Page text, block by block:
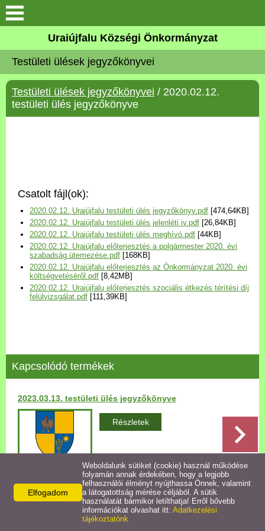
Köszöntő
Elérhetőségek
Uraiújfalu
Választási információk
Versenyképes Járások
Program
Települési Arculati
Kézikönyv
Bezerédj Amália Óvoda
Egyéb intézmények
Egyéb szolgáltatások
Egészségügyi ellátás
Uraiújfalu Sportegyesület
Uraiújfalu Községi Önkormányzat
Testületi ülések jegyzőkönyvei
Testületi ülések jegyzőkönyvei / 2020.02.12.
testületi ülés jegyzőkönyve
Csatolt fájl(ok):
2020.02.12. Uraiújfalu testületi ülés jegyzőkönyv.pdf [474,64KB]
2020.02.12. Uraiújfalu testületi ülés jelenléti iv.pdf [26,84KB]
2020.02.12. Uraiújfalu testületi ülés meghívó.pdf [44KB]
2020.02.12. Uraiújfalu előterjesztés a polgármester 2020. évi
szabadság ütemezése.pdf [168KB]
2020.02.12. Uraiújfalu előterjesztés az Önkormányzat 2020. évi
költségvetéséről.pdf [8,42MB]
2020.02.12. Uraiújfalu előterjesztés szociális étkezés térítési díj
felülvizsgálat.pdf [111,39KB]
Kapcsolódó termékek
2023.03.13. testületi ülés jegyzőkönyve
Részletek
Vissza az előző oldalra!
Elfogadom
Weboldalunk sütiket (cookie) használ működése
folyamán annak érdekében, hogy a legjobb
felhasználói élményt nyújthassa Önnek, valamint
a látogatottság mérése céljából. A sütik
használatát bármikor letilthatja! Erről bővebb
információkat olvashat itt: Adatkezelési
tájékoztatónk